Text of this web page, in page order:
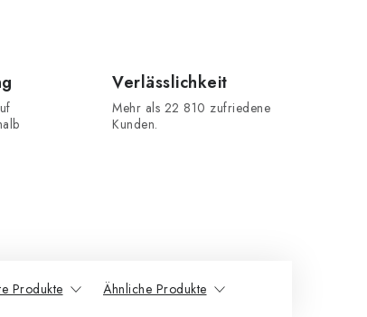
Verlässlichkeit
Mehr als 22 810 zufriedene
Kunden.
Produkte Ähnliche Produkte